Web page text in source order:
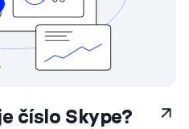
číslo Skype?